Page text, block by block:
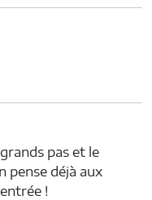
pas et le
pense déjà aux
!